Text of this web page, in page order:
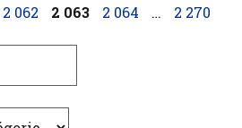
Page
2 062 Page
2 063 Page
2 064 … Page
2 270